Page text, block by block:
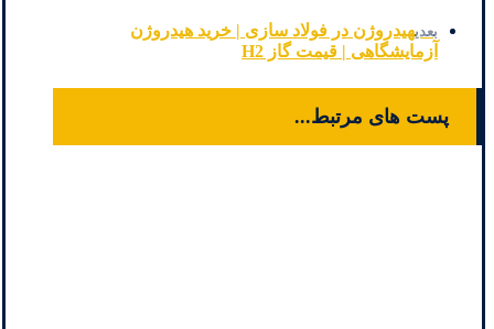
بعدیهیدروژن در فولاد سازی | خرید هیدروژن
آزمایشگاهی | قیمت گاز H2
پست های مرتبط...